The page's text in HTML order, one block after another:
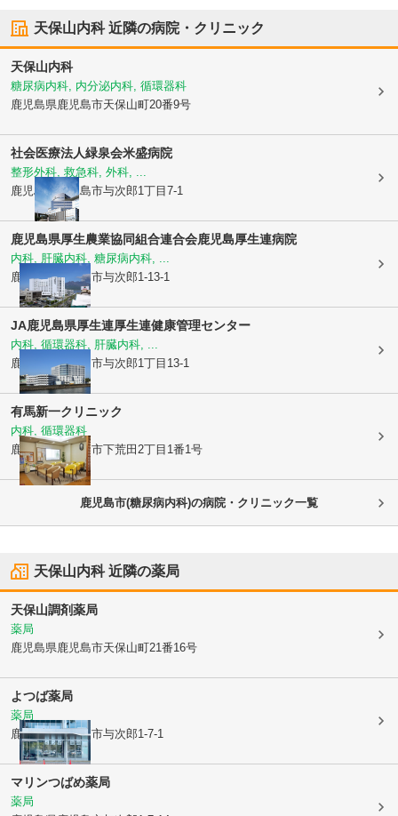
天保山内科近隣の病院・クリニック
天保山内科
糖尿病内科, 内分泌内科, 循環器科
鹿児島県鹿児島市天保山町20番9号
社会医療法人緑泉会米盛病院
整形外科, 救急科, 外科, ...
鹿児島県鹿児島市与次郎1丁目7-1
鹿児島県厚生農業協同組合連合会鹿児島厚生連病院
内科, 肝臓内科, 糖尿病内科, ...
鹿児島県鹿児島市与次郎1-13-1
JA鹿児島県厚生連厚生連健康管理センター
内科, 循環器科, 肝臓内科, ...
鹿児島県鹿児島市与次郎1丁目13-1
有馬新一クリニック
内科, 循環器科
鹿児島県鹿児島市下荒田2丁目1番1号
鹿児島市(糖尿病内科)の病院・クリニック一覧
天保山内科近隣の薬局
天保山調剤薬局
薬局
鹿児島県鹿児島市天保山町21番16号
よつば薬局
薬局
鹿児島県鹿児島市与次郎1-7-1
マリンつばめ薬局
薬局